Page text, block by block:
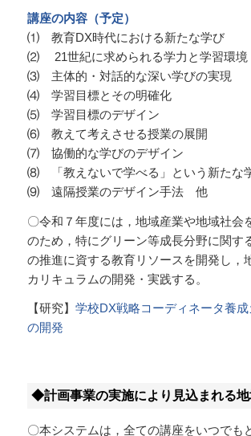
講座の内容（予定）
⑴ 教育DX時代における新たな学び
⑵ 21世紀に求められる学力と学習環境
⑶ 主体的・対話的な深い学びの実現
⑷ 学習目標とその明確化
⑸ 学習目標のデザイン
⑹ 教えて考えさせる授業の展開
⑺ 協働的な学びのデザイン
⑻ 「教えないで学べる」という新たな
⑼ 遠隔授業のデザイン手法 他
〇令和７年度には，地域産業や地域社会
のため，特にグリーン等成長分野に関す
の推進に資する教育リソースを開発し，
カリキュラムの開発・実践する。
【研究】 学校DX戦略コーディネータ養
の開発
◆計画事業の実施により見込まれる
〇本システムは，全ての講座をいつでも